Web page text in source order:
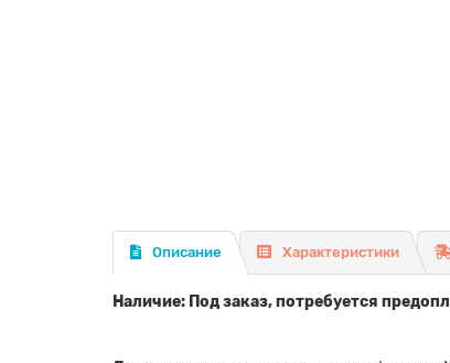
Описание Характеристики
Наличие: Под заказ, потребуется